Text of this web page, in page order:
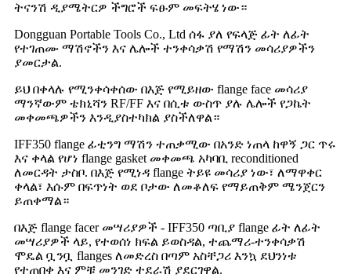
ትናንሽ ዲያሜትርዎ ችግሮች ፍፁም መፍትሄ ነው።
Dongguan Portable Tools Co., Ltd ሰፋ ያለ የፍላጅ ፊት ለፊት
የተገጠሙ ማሽኖችን እና ሌሎች ተንቀሳቃሽ የማሽን መሳሪያዎችን
ያመርታል.
ይህ በቀላሉ የሚንቀሳቀሰው በእጅ የሚይዘው flange face መሳሪያ
ማንኛውም ቴክኒሻን RF/FF እና በሲቱ ውስጥ ያሉ ሌሎች የጋኬት
መቀመጫዎችን እንዲያስተካክል ያስችለዋል።
IFF350 flange ፊቲንግ ማሽን ተጠቃሚው በአንድ ነጠላ ከዋኝ ጋር ጥሩ
እና ቀላል የሆነ flange gasket መቀመጫ አካባቢ reconditioned
ለመርዳት ታስቦ. በእጅ የሚነዳ flange ትይዩ መሳሪያ ነው፣ ለማዋቀር
ቀላል፣ እሱም በፍጥነት ወደ ቦታው ለመቆለፍ የማይጠቅም ሜንጀርን
ይጠቀማል።
በእጅ flange facer መሣሪያዎች - IFF350 ጣቢያ flange ፊት ለፊት
መሣሪያዎች ላይ, የተወሰነ ክፍል ይወስዳል, ተጨማሪ-ተንቀሳቃሽ
ሞዴል ቧንቧ flanges ለመድረስ በጣም አስቸጋሪ እንኳ ደህንነቱ
የተጠበቀ እና ምቹ መንገድ ተደራሽ ያደርገዋል.